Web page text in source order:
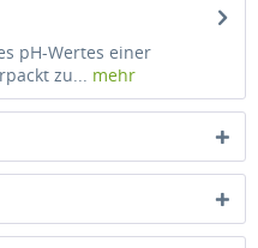
pH-Wertes einer
zu... mehr